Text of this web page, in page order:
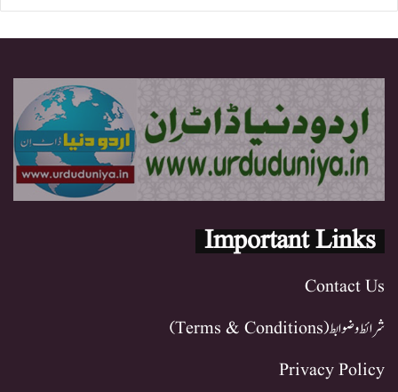
Important Links
Contact Us
شرائط و ضوابط (Terms & Conditions)
Privacy Policy